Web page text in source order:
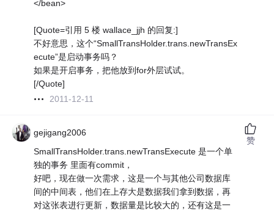
</bean>
[Quote=引用 5 楼 wallace_jjh 的回复:]
不好意思，这个“SmallTransHolder.trans.newTransEx
ecute”是启动事务吗？
如果是开启事务，把他放到for外层试试。
[/Quote]
2011-12-11
gejigang2006
SmallTransHolder.trans.newTransExecute 是一个单
独的事务 里面有commit，
好吧，现在做一次需求，这是一个与其他公司数据库
间的中间表，他们在上存大是数据我们拿到数据，再
对这张表进行更新，数据量是比较大的，还有这是一
赞